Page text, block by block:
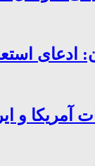
ادعای
آمریکا و